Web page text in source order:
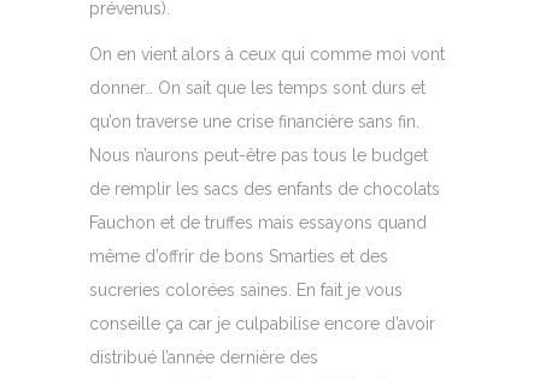
prévenus).
On en vient alors à ceux qui comme moi vont
donner… On sait que les temps sont durs et
qu’on traverse une crise financière sans fin.
Nous n’aurons peut-être pas tous le budget
de remplir les sacs des enfants de chocolats
Fauchon et de truffes mais essayons quand
même d’offrir de bons Smarties et des
sucreries colorées saines. En fait je vous
conseille ça car je culpabilise encore d’avoir
distribué l’année dernière des